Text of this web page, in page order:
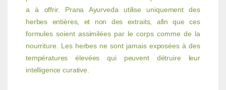
a à offrir. Prana Ayurveda utilise uniquement des
herbes entières, et non des extraits, afin que ces
formules soient assimilées par le corps comme de la
nourriture. Les herbes ne sont jamais exposées à des
températures élevées qui peuvent détruire leur
intelligence curative.